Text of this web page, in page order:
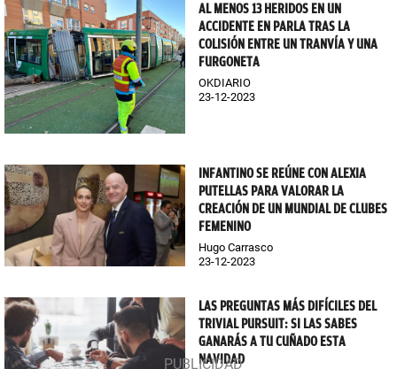
AL MENOS 13 HERIDOS EN UN
ACCIDENTE EN PARLA TRAS LA
COLISIÓN ENTRE UN TRANVÍA Y UNA
FURGONETA
OKDIARIO
23-12-2023
INFANTINO SE REÚNE CON ALEXIA
PUTELLAS PARA VALORAR LA
CREACIÓN DE UN MUNDIAL DE CLUBES
FEMENINO
Hugo Carrasco
23-12-2023
LAS PREGUNTAS MÁS DIFÍCILES DEL
TRIVIAL PURSUIT: SI LAS SABES
GANARÁS A TU CUÑADO ESTA
NAVIDAD